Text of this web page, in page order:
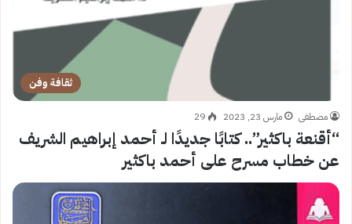
ثقافة وفن
مصطفى مارس 23, 2023 29
“أقنعة باكثير”.. كتابًا جديدًا لـ أحمد إبراهيم الشريف
عن خطاب مسرح على أحمد باكثير